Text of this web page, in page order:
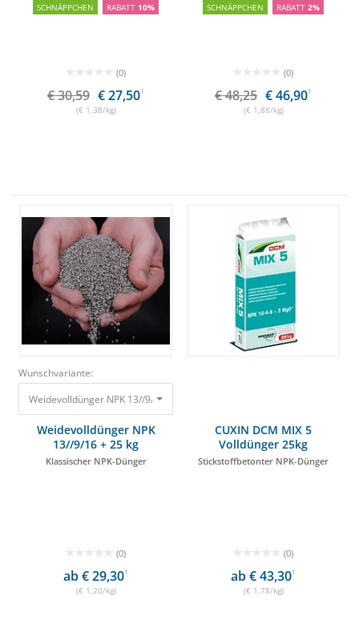
SCHNÄPPCHEN RABATT 10%
(0)
€ 30,59 € 27,501
(€ 1,38/kg)
SCHNÄPPCHEN RABATT 2%
(0)
€ 48,25 € 46,901
(€ 1,88/kg)
Wunschvariante:
Weidevolldünger NPK
13//9/16 + 25 kg
Klassischer NPK-Dünger
(0)
ab € 29,301
(€ 1,20/kg)
CUXIN DCM MIX 5
Volldünger 25kg
Stickstoffbetonter NPK-Dünger
(0)
ab € 43,301
(€ 1,78/kg)